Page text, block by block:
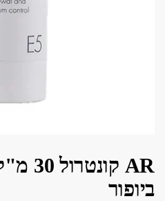
ביופור